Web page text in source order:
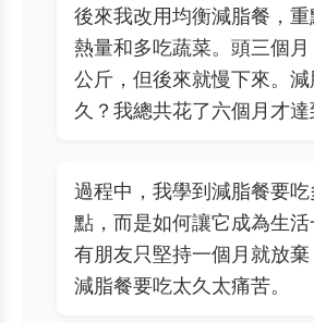
後來我改用均衡減脂餐，
熱量和多吃蔬菜。頭三個
公斤，但後來就慢下來。
久？我總共花了六個月才達
過程中，我學到減脂餐要
點，而是如何讓它成為生
有朋友只堅持一個月就放
減脂餐要吃太久太痛苦。